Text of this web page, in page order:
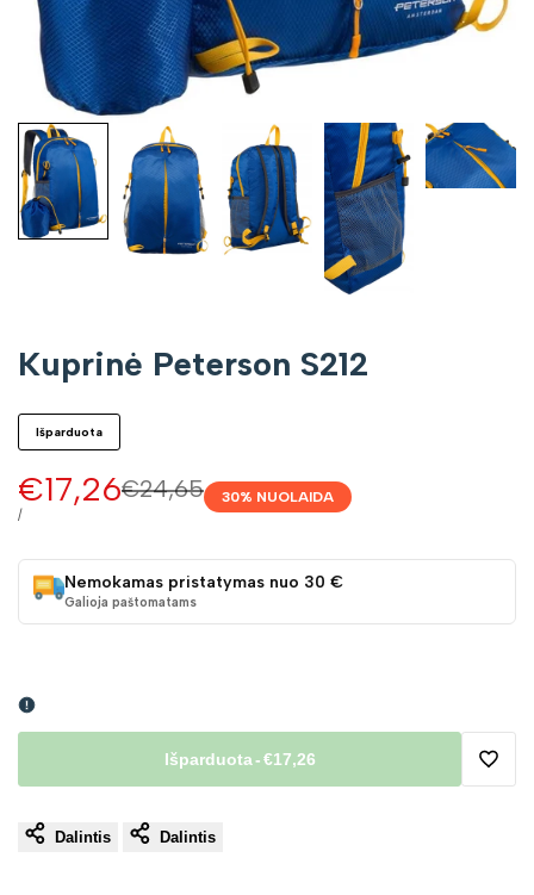
Kuprinė Peterson S212
Išparduota
Įprasta
€24,65
Pardavimo
kaina
€17,26
VIENETO
/
30% NUOLAIDA
Nemokamas pristatymas nuo 30 €
Galioja paštomatams
Išparduota-€17,26
Dalintis Dalintis